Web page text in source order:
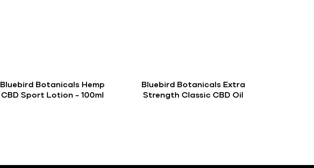
Bluebird Botanicals Hemp
CBD Sport Lotion – 100ml
Bluebird Botanicals Extra
Strength Classic CBD Oil